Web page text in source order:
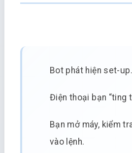
Bot phát hiện set-up.
Điện thoại bạn “ting
Bạn mở máy, kiểm
vào lệnh.